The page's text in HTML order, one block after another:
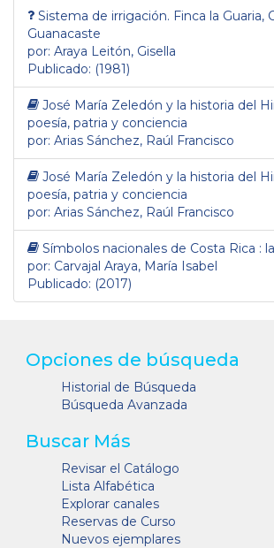
Sistema de irrigación. Finca la Guaria,
Guanacaste
por: Araya Leitón, Gisella
Publicado: (1981)
José María Zeledón y la historia del
poesía, patria y conciencia
por: Arias Sánchez, Raúl Francisco
José María Zeledón y la historia del
poesía, patria y conciencia
por: Arias Sánchez, Raúl Francisco
Símbolos nacionales de Costa Rica :
por: Carvajal Araya, María Isabel
Publicado: (2017)
Opciones de búsqueda
Historial de Búsqueda
Búsqueda Avanzada
Buscar Más
Revisar el Catálogo
Lista Alfabética
Explorar canales
Reservas de Curso
Nuevos ejemplares